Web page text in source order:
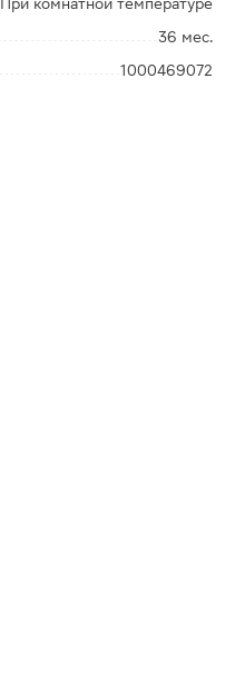
36 мес.
1000469072